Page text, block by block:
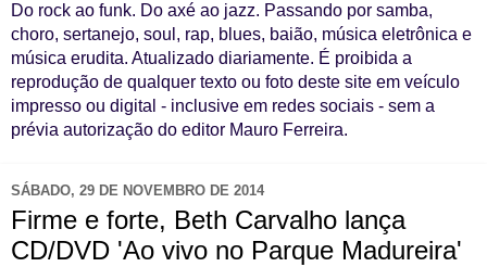
Do rock ao funk. Do axé ao jazz. Passando por samba,
choro, sertanejo, soul, rap, blues, baião, música eletrônica e
música erudita. Atualizado diariamente. É proibida a
reprodução de qualquer texto ou foto deste site em veículo
impresso ou digital - inclusive em redes sociais - sem a
prévia autorização do editor Mauro Ferreira.
SÁBADO, 29 DE NOVEMBRO DE 2014
Firme e forte, Beth Carvalho lança
CD/DVD 'Ao vivo no Parque Madureira'